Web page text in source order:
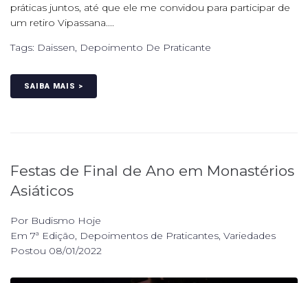
práticas juntos, até que ele me convidou para participar de
um retiro Vipassana....
Tags: Daissen Depoimento De Praticante
SAIBA MAIS >
Festas de Final de Ano em Monastérios
Asiáticos
Por Budismo Hoje
Em 7ª Edição Depoimentos de Praticantes Variedades
Postou 08/01/2022